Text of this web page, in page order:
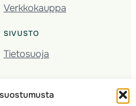
Verkkokauppa
SIVUSTO
Tietosuoja